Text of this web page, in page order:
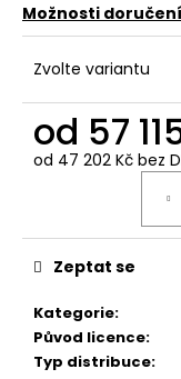
Možnosti doručení
Zvolte variantu
od 57
od 47 202 Kč bez
Kategorie:
Původ licence:
Typ distribuce:
Zeptat se
o
p
o
č
u
m
e
TEAMVIEWER
REMOTE
ACCESS